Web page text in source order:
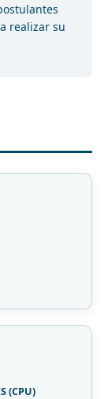
realizar su
(CPU)